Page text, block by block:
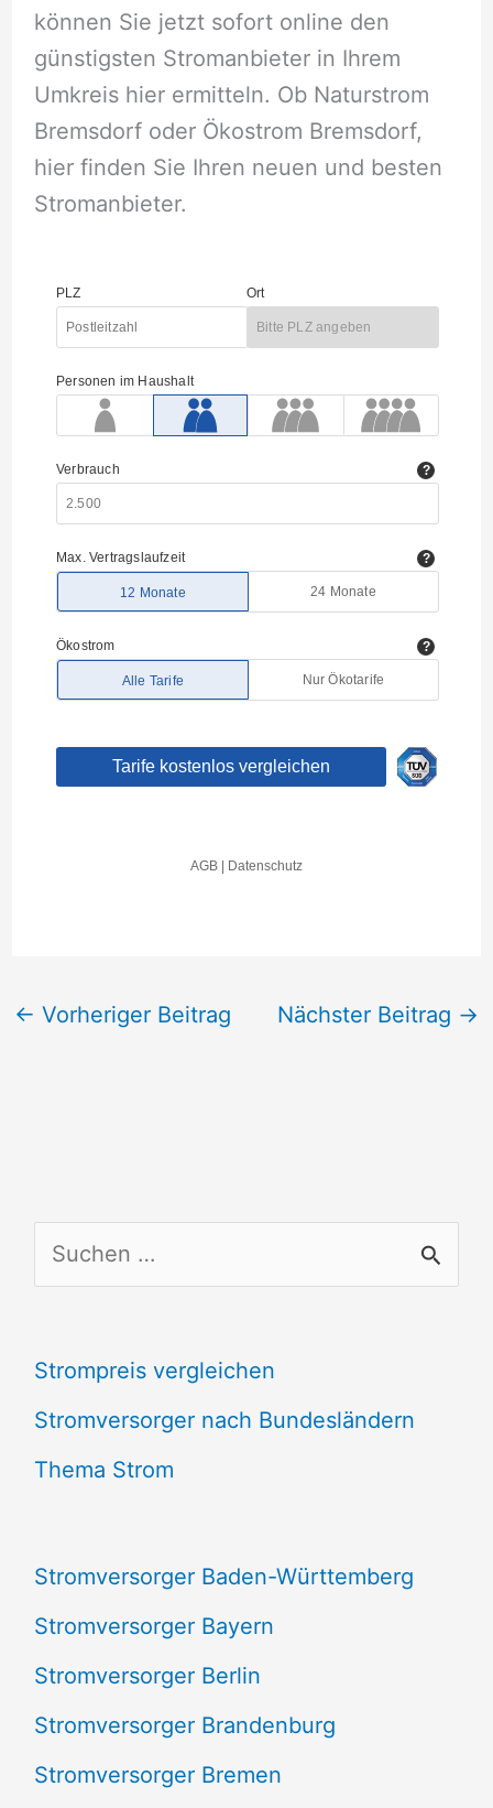
können Sie jetzt sofort online den
günstigsten Stromanbieter in Ihrem
Umkreis hier ermitteln. Ob Naturstrom
Bremsdorf oder Ökostrom Bremsdorf,
hier finden Sie Ihren neuen und besten
Stromanbieter.
← Vorheriger Beitrag Nächster Beitrag →
u
h
e
n
h
:
Strompreis vergleichen
Stromversorger nach Bundesländern
Thema Strom
Stromversorger Baden-Württemberg
Stromversorger Bayern
Stromversorger Berlin
Stromversorger Brandenburg
Stromversorger Bremen